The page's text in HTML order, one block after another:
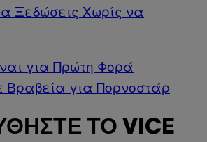
Ξεδώσεις Χωρίς να
για Πρώτη Φορά
για Πορνοστάρ
ΤΟ VICE